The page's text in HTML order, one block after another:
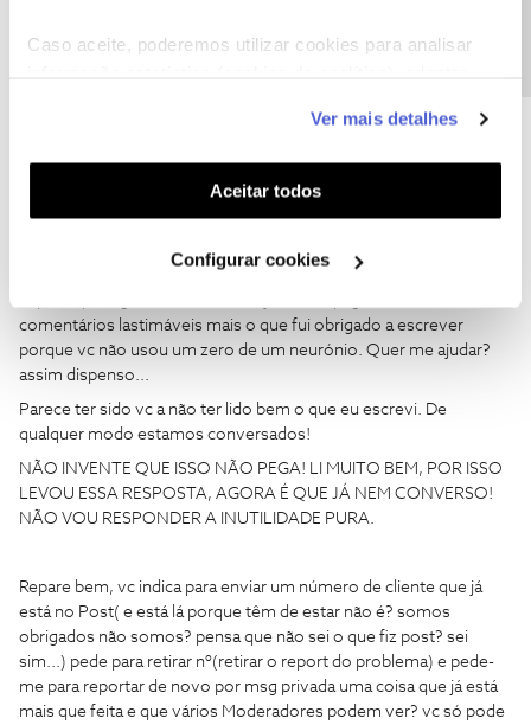
Caso aceite, poderemos utilizar cookies para analisar
funcionalidades (cookies de personalização e
funcionalidade) e adaptar anúncios aos seus interesses
(cookies de publicidade personalizada). Pode gerir a
utilização dos cookies clicando em "Configurar
Ver mais detalhes
Aceitar todos
Configurar cookies
enviado que está enviado para quê? sabe ler? Vc acha que já não
Qual foi a parte de nº cliente não soube ver?
Dado que vc não pertence à NOS não escreva lixo em
comentários lastimáveis mais o que fui obrigado a escrever
porque vc não usou um zero de um neurónio. Quer me ajudar?
assim dispenso...
Parece ter sido vc a não ter lido bem o que eu escrevi. De
qualquer modo estamos conversados!
NÃO INVENTE QUE ISSO NÃO PEGA! LI MUITO BEM, POR ISSO
LEVOU ESSA RESPOSTA, AGORA É QUE JÁ NEM CONVERSO!
NÃO VOU RESPONDER A INUTILIDADE PURA.
Repare bem, vc indica para enviar um número de cliente que já
está no Post( e está lá porque têm de estar não é? somos
obrigados não somos? pensa que não sei o que fiz post? sei
sim...) pede para retirar nº(retirar o report do problema) e pede-
me para reportar de novo por msg privada uma coisa que já está
mais que feita e que vários Moderadores podem ver? vc só pode